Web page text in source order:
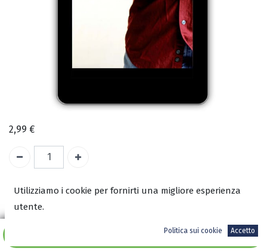
Aggiungi al carrello
2,99 €
COD: 2513
ISBN:
Utilizziamo i cookie per fornirti una migliore esperienza
utente.
Politica sui cookie Accetto